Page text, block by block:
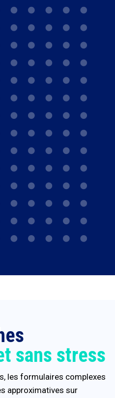
sans stress
les formulaires complexes
approximatives sur